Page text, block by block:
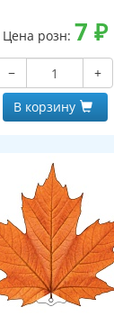
Цена розн: 7 ₽
−
+
В корзину